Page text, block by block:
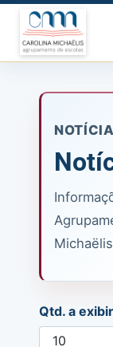
Qtd. a exibir